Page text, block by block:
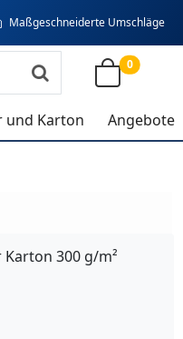
Maßgeschneiderte Umschläge
0
und Karton Angebote
300 g/m²